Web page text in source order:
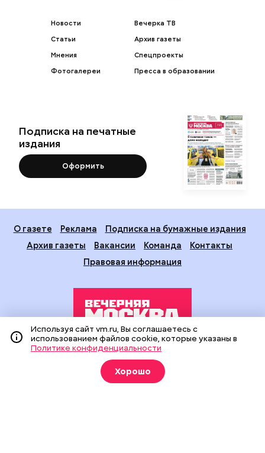
Новости
Статьи
Мнения
Фотогалереи
Вечерка ТВ
Архив газеты
Спецпроекты
Пресса в образовании
Подписка на печатные
издания
Оформить
О газете Реклама
Подписка на бумажные издания
Архив газеты
Вакансии Команда
Контакты
Правовая информация
Издание создано при финансовой поддержке Департамента
средств массовой информации и рекламы города Москвы.
На сайте применяются рекомендательные технологии
(информационные технологии предоставления информации
Используя сайт vm.ru, Вы соглашаетесь с
использованием файлов cookie, которые указаны в
Политике конфиденциальности
Хорошо